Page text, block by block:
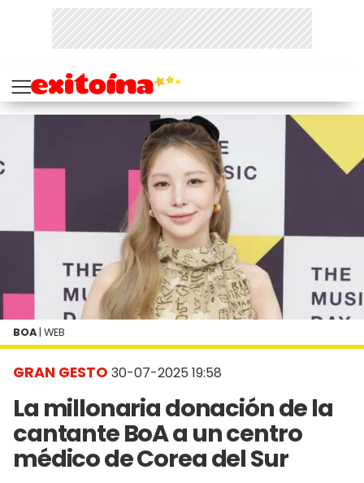
GRAN GESTO 30-07-2025 19:58
La millonaria donación de la
cantante BoA a un centro
médico de Corea del Sur
BOA | WEB